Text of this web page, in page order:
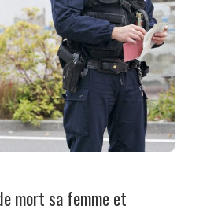
mort sa femme et